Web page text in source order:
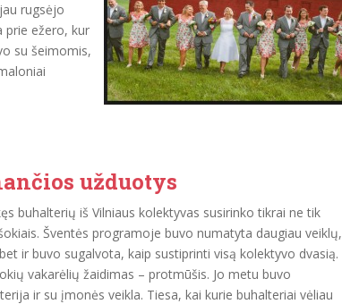
rugsėjo
prie ežero, kur
su šeimomis,
užduotys
buhalterių iš Vilniaus kolektyvas susirinko tikrai ne tik
Šventės programoje buvo numatyta daugiau veiklų,
ir buvo sugalvota, kaip sustiprinti visą kolektyvo dvasią.
vakarėlių žaidimas – protmūšis. Jo metu buvo
ir su įmonės veikla. Tiesa, kai kurie buhalteriai vėliau